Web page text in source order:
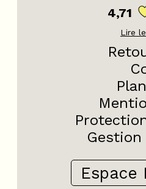
4,71
Lire
Gestion
Espace